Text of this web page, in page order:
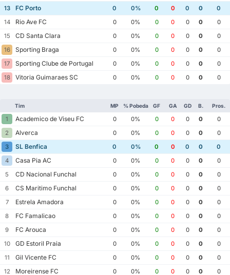
13
FC Porto 0 0% 0 0 0 0
0
14
Rio Ave FC 0 0% 0 0 0 0
0
15
CD Santa Clara 0 0% 0 0 0 0
0
16
Sporting Braga 0 0% 0 0 0 0
0
17
Sporting Clube de Portugal 0 0% 0 0 0 0
0
18
Vitoria Guimaraes SC 0 0% 0 0 0 0 0
Tim MP % Pobeda GF GA GD B. Pros.
1 Academico de Viseu FC 0 0% 0 0 0 0
0
2
Alverca 0 0% 0 0 0 0
0
3
SL Benfica 0 0% 0 0 0 0
0
4
Casa Pia AC 0 0% 0 0 0 0
0
5
CD Nacional Funchal 0 0% 0 0 0 0
0
6
CS Maritimo Funchal 0 0% 0 0 0 0
0
7
Estrela Amadora 0 0% 0 0 0 0
0
8
FC Famalicao 0 0% 0 0 0 0
0
9
FC Arouca 0 0% 0 0 0 0
0
10
GD Estoril Praia 0 0% 0 0 0 0
0
11
Gil Vicente FC 0 0% 0 0 0 0
0
12
Moreirense FC 0 0% 0 0 0 0
0